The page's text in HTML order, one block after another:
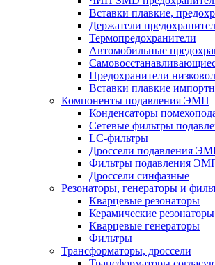
Вставки плавкие,
Держатели
Термопредохранители
Автомобильные
Предохранители
Вставки плавкие
Компоненты подавления ЭМП
Конденсаторы
Сетевые фильтры
LC-фильтры
Дроссели подавления
Фильтры подавления
Дроссели синфазные
Резонаторы, генераторы и
Кварцевые резонаторы
Керамические резонаторы
Кварцевые генераторы
Фильтры
Трансформаторы, дроссели